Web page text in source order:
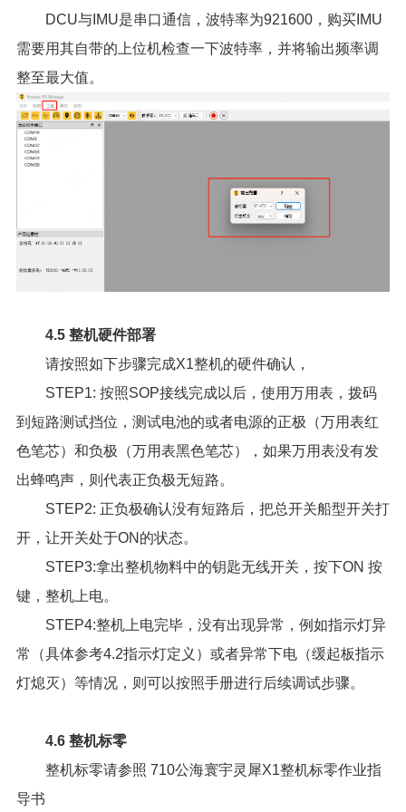
DCU与IMU是串口通信，波特率为921600，购买IMU
需要用其自带的上位机检查一下波特率，并将输出频率调
整至最大值。
4.5 整机硬件部署
请按照如下步骤完成X1整机的硬件确认，
STEP1: 按照SOP接线完成以后，使用万用表，拨码
到短路测试挡位，测试电池的或者电源的正极（万用表红
色笔芯）和负极（万用表黑色笔芯），如果万用表没有发
出蜂鸣声，则代表正负极无短路。
STEP2: 正负极确认没有短路后，把总开关船型开关打
开，让开关处于ON的状态。
STEP3:拿出整机物料中的钥匙无线开关，按下ON 按
键，整机上电。
STEP4:整机上电完毕，没有出现异常，例如指示灯异
常（具体参考4.2指示灯定义）或者异常下电（缓起板指示
灯熄灭）等情况，则可以按照手册进行后续调试步骤。
4.6 整机标零
整机标零请参照 710公海寰宇灵犀X1整机标零作业指
导书